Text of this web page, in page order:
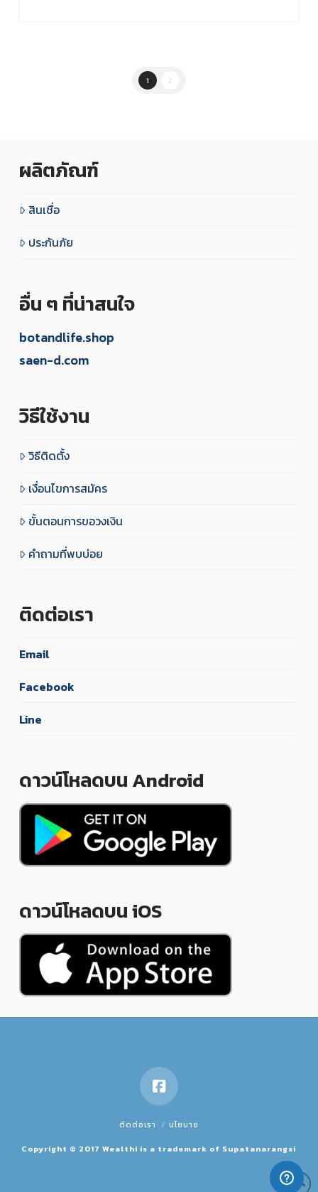
1 2
ผลิตภัณฑ์
สินเชื่อ
ประกันภัย
อื่น ๆ ที่น่าสนใจ
botandlife.shop
saen-d.com
วิธีใช้งาน
วิธีติดตั้ง
เงื่อนไขการสมัคร
ขั้นตอนการขอวงเงิน
คำถามที่พบบ่อย
ติดต่อเรา
Email
Facebook
Line
ดาวน์โหลดบน Android
ดาวน์โหลดบน iOS
ติดต่อเรา นโยบาย
Copyright © 2017 Wealthi is a trademark of Supatanarangsi